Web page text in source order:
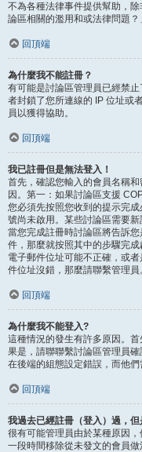
不為各種法律事件提供幫助，
論區相關的濫用和或法律問題？
回頂端
為什麼我不能註冊？
有可能是討論區管理員已經禁
者封鎖了您所連線的 IP 位址或
員以獲得協助。
回頂端
我已註冊但是無法登入！
首先，確認您輸入的會員名稱
因。第一：如果討論區支援
您必須先按照您收到的提示完
號尚未啟用。某些討論區需要
當您完成註冊時討論區將告訴
件，那麼就按照其中的步驟完
電子郵件位址可能不正確，或
件位址沒錯，那麼請聯繫管理員
回頂端
為什麼我不能登入?
這種情況的發生有許多原因。
果是，請聯聯繫討論區管理員
在後端的組態設定錯誤，而他們
回頂端
我過去已經註冊（登入）過，但
很有可能管理員由於某種原因
一段時間移除從未發文的會員